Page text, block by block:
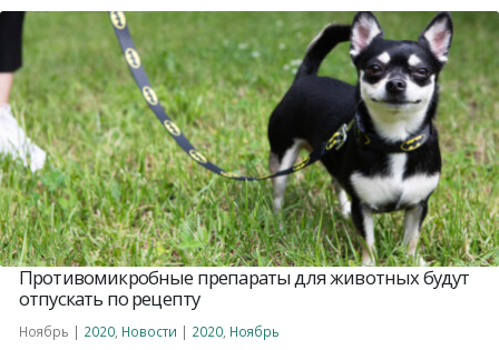
Противомикробные препараты для животных будут
отпускать по рецепту
Ноябрь | 2020 Новости | 2020 Ноябрь